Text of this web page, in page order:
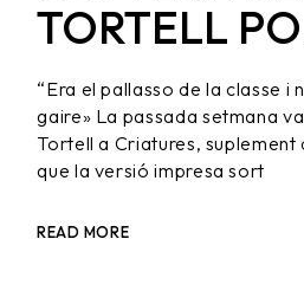
TORTELL
“Era el pallasso de la classe i
gaire» La passada setmana
Tortell a Criatures,
que la versió impresa sort
READ MORE